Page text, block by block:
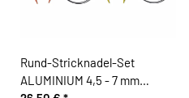
Rund-Stricknadel-Set
ALUMINIUM 4,5 - 7 mm